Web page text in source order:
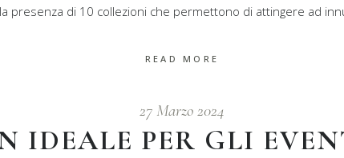
presenza di 10 collezioni che permettono di attingere ad
READ MORE
27 Marzo 2024
IDEALE PER GLI